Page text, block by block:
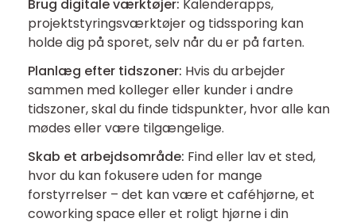
Brug digitale værktøjer: Kalenderapps,
projektstyringsværktøjer og tidssporing kan
holde dig på sporet, selv når du er på farten.
Planlæg efter tidszoner: Hvis du arbejder
sammen med kolleger eller kunder i andre
tidszoner, skal du finde tidspunkter, hvor alle kan
mødes eller være tilgængelige.
Skab et arbejdsområde: Find eller lav et sted,
hvor du kan fokusere uden for mange
forstyrrelser – det kan være et caféhjørne, et
coworking space eller et roligt hjørne i din